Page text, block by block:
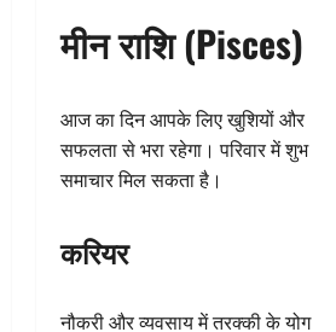
मीन राशि (Pisces)
आज का दिन आपके लिए खुशियों और
सफलता से भरा रहेगा। परिवार में शुभ
समाचार मिल सकता है।
करियर
नौकरी और व्यवसाय में तरक्की के योग